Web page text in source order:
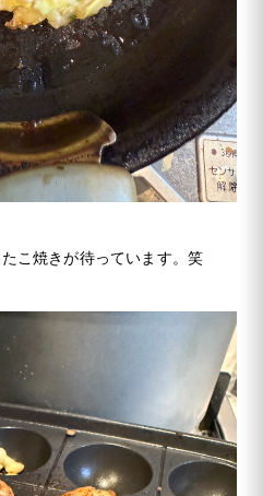
こ焼きが待っています。笑